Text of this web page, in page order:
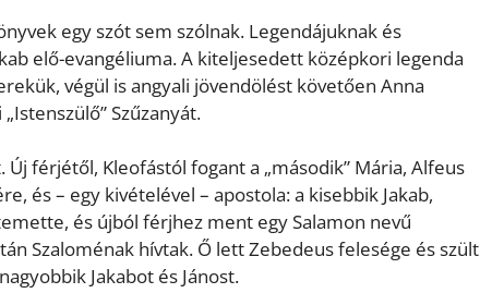
egy szót sem szólnak. Legendájuknak és
elő-evangéliuma. A kiteljesedett középkori legenda
végül is angyali jövendölést követően Anna
Szűzanyát.
férjétől, Kleofástól fogant a „második” Mária, Alfeus
és – egy kivételével – apostola: a kisebbik Jakab,
és újból férjhez ment egy Salamon nevű
Szaloménak hívtak. Ő lett Zebedeus felesége és szült
Jakabot és Jánost.